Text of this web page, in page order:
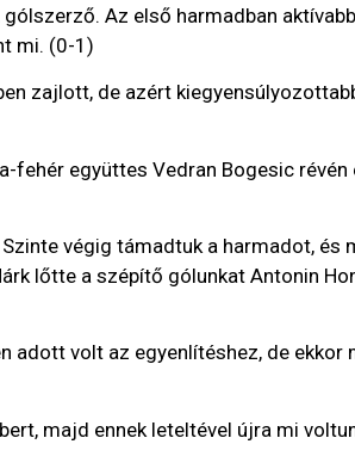
Az első harmadban
mi. (0-1)
zajlott, de azért
fehér együttes Vedran Bogesic révén
végig támadtuk a harmadot, és
lőtte a szépítő gólunkat Antonin
adott volt az egyenlítéshez, de ekkor
majd ennek leteltével újra mi